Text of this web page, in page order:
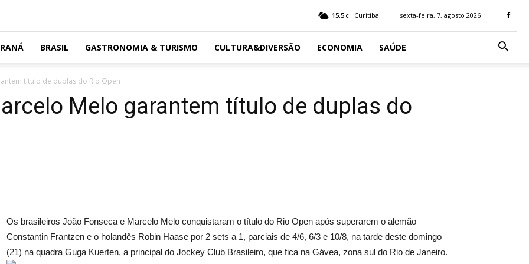
15.5 C Curitiba sexta-feira, 7, agosto 2026
BRASIL GASTRONOMIA & TURISMO CULTURA&DIVERSÃO ECONOMIA SAÚDE
título de duplas do Rio Open
Melo garantem título de duplas do
Os brasileiros João Fonseca e Marcelo Melo conquistaram o título do Rio Open após superarem o alemão
Constantin Frantzen e o holandês Robin Haase por 2 sets a 1, parciais de 4/6, 6/3 e 10/8, na tarde deste domingo
(21) na quadra Guga Kuerten, a principal do Jockey Club Brasileiro, que fica na Gávea, zona sul do Rio de Janeiro.